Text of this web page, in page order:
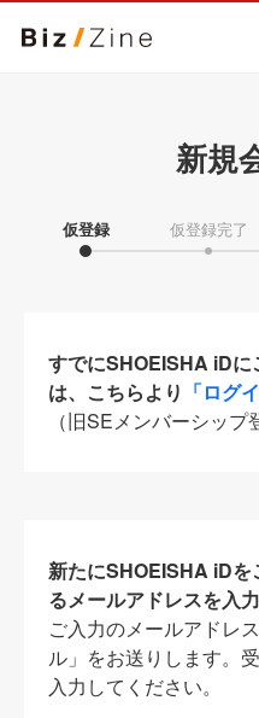
新規
仮登録 仮登録完了
すでにSHOEISHA iD
は、こちらより 「ログ
（旧SEメンバーシップ
新たにSHOEISHA iD
るメールアドレスを入
ご入力のメールアドレ
ル」をお送りします。
入力してください。